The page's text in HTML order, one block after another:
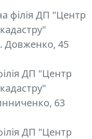
філія ДП "Центр
Довженко, 45
ДП "Центр
63
ДП "Центр